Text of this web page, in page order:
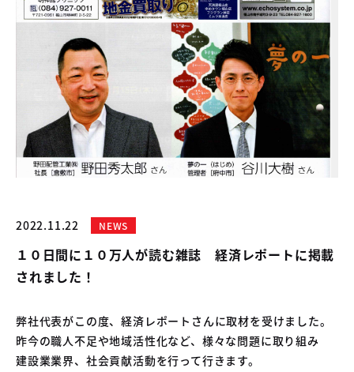
2022.11.22 NEWS
１０日間に１０万人が読む雑誌 経済レポートに掲載
されました！
弊社代表がこの度、経済レポートさんに取材を受けました。
昨今の職人不足や地域活性化など、様々な問題に取り組み
建設業業界、社会貢献活動を行って行きます。